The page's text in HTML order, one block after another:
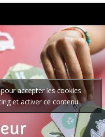
accepter les cookies
et activer ce contenu